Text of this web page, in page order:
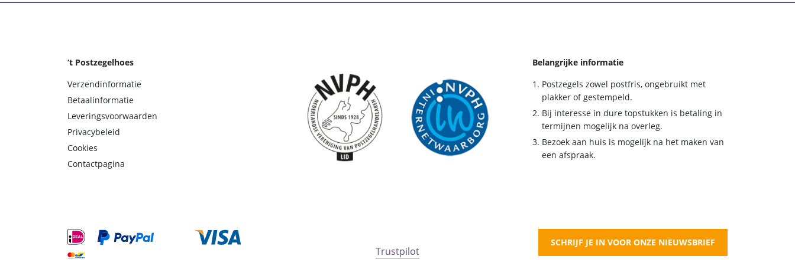
‘t Postzegelhoes
Verzendinformatie
Betaalinformatie
Leveringsvoorwaarden
Privacybeleid
Cookies
Contactpagina
Belangrijke informatie
Postzegels zowel postfris, ongebruikt met
plakker of gestempeld.
Bij interesse in dure topstukken is betaling in
termijnen mogelijk na overleg.
Bezoek aan huis is mogelijk na het maken van
een afspraak.
Trustpilot
SCHRIJF JE IN VOOR ONZE NIEUWSBRIEF